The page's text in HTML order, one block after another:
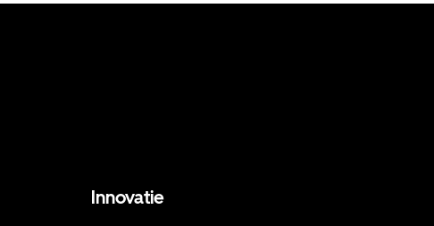
Innovatie